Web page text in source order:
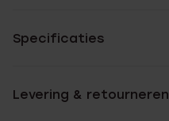
Specificaties
Levering & retourneren